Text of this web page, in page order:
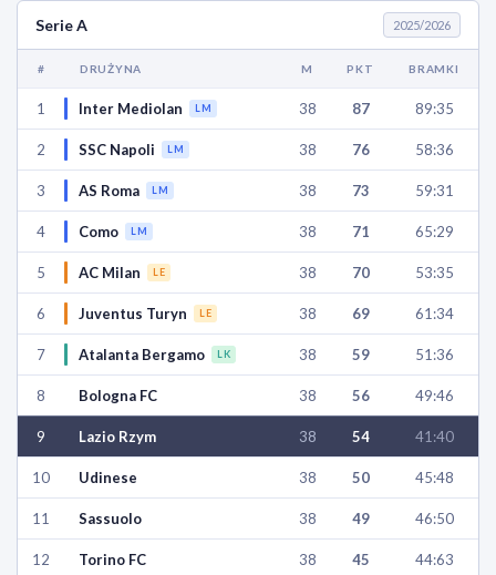
Serie A 2025/2026
# DRUŻYNA M PKT BRAMKI
1 Inter Mediolan LM 38 87 89:35
2 SSC Napoli LM 38 76 58:36
3 AS Roma LM 38 73 59:31
4 Como LM 38 71 65:29
5 AC Milan LE 38 70 53:35
6 Juventus Turyn LE 38 69 61:34
7 Atalanta Bergamo LK 38 59 51:36
8 Bologna FC 38 56 49:46
9 Lazio Rzym 38 54 41:40
10 Udinese 38 50 45:48
11 Sassuolo 38 49 46:50
12 Torino FC 38 45 44:63